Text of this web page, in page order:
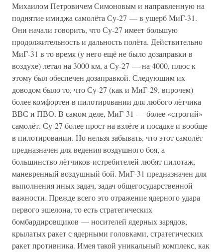
Михаилом Петровичем Симоновым и направленную на
поднятие имиджа самолёта Су-27 — в ущерб МиГ-31.
Они начали говорить, что Су-27 имеет большую
продолжительность и дальность полёта. Действительно
МиГ-31 в то время (у него ещё не было дозаправки в
воздухе) летал на 3000 км, а Су-27 — на 4000, плюс к
этому был обеспечен дозаправкой. Следующим их
доводом было то, что Су-27 (как и МиГ-29, впрочем)
более комфортен в пилотировании для любого лётчика
ВВС и ПВО. В самом деле, МиГ-31 — более «строгий»
самолёт. Су-27 более прост на взлёте и посадке и вообще
в пилотировании. Но нельзя забывать, что этот самолёт
предназначен для ведения воздушного боя, а
большинство лётчиков-истребителей любят пилотаж,
маневренный воздушный бой. МиГ-31 предназначен для
выполнения иных задач, задач общегосударственной
важности. Прежде всего это отражение ядерного удара
первого эшелона, то есть стратегических
бомбардировщиков — носителей ядерных зарядов,
крылатых ракет с ядерными головками, стратегических
ракет противника. Имея такой уникальный комплекс, как